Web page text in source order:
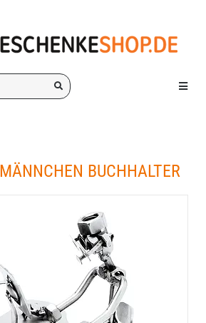
Menü
BUCHHALTER